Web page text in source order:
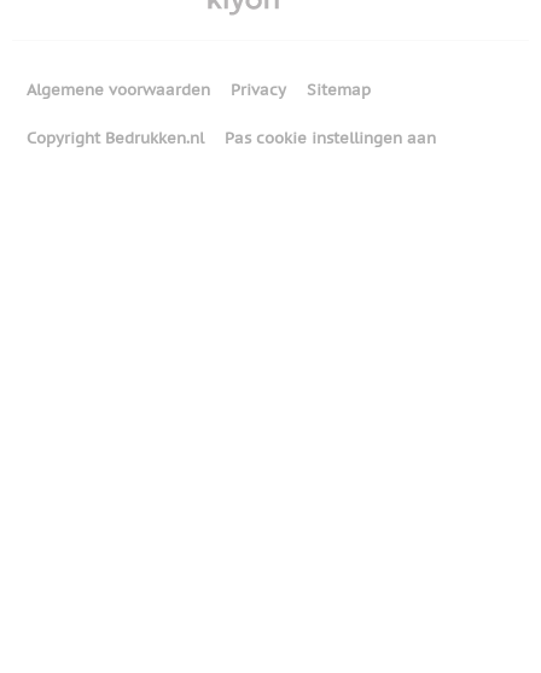
Algemene voorwaarden Privacy Sitemap
Copyright Bedrukken.nl Pas cookie instellingen aan